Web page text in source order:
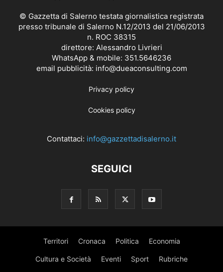
© Gazzetta di Salerno testata giornalistica registrata
presso tribunale di Salerno N.12/2013 del 21/06/2013
n. ROC 38315
direttore: Alessandro Livrieri
WhatsApp & mobile: 351.5646236
email pubblicità: info@dueaconsulting.com
Privacy policy
Cookies policy
Contattaci: info@gazzettadisalerno.it
SEGUICI
Territori Cronaca Politica Economia
Cultura e Società Eventi Sport Rubriche